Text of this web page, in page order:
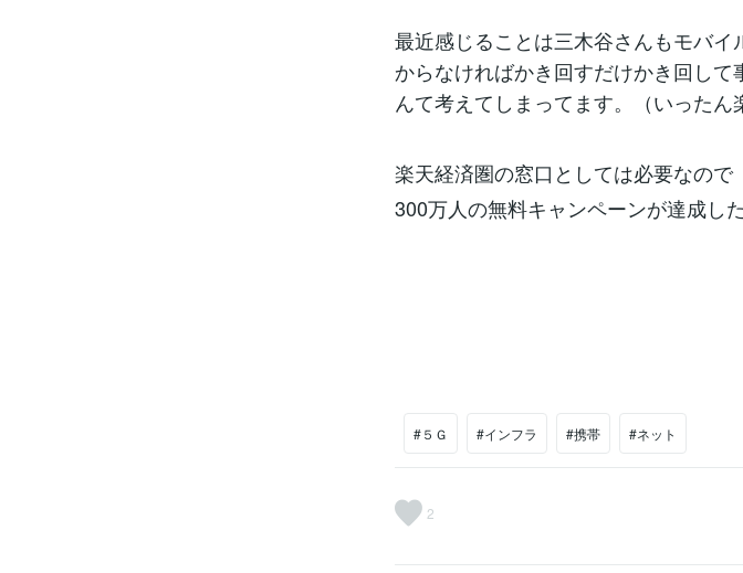
最近感じることは三木谷さんもモバ
からなければかき回すだけかき回し
んて考えてしまってます。（いったん
楽天経済圏の窓口としては必要なので
300万人の無料キャンペーンが達成し
#５Ｇ #インフラ #携帯 #ネット
2